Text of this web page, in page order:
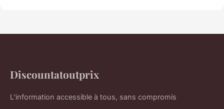
Discountatoutprix
L'information accessible à tous, sans compromis